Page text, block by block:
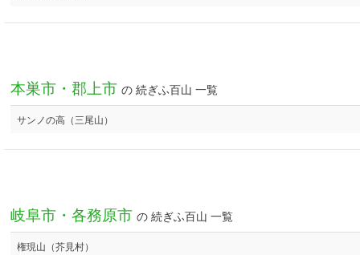
本巣市・郡上市 の 続ぎふ百山 一覧
サンノの高（三尾山）
岐阜市・各務原市 の 続ぎふ百山 一覧
権現山（芥見村）